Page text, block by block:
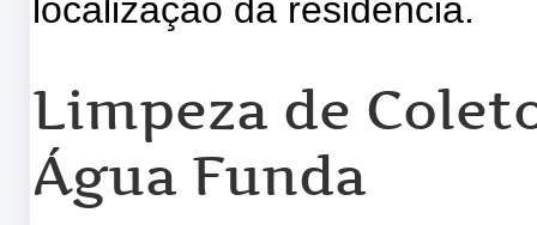
localização da residência.
Limpeza de
Água Funda